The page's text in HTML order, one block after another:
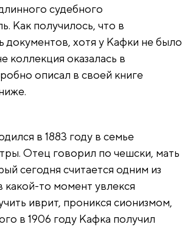
судебного
Как получилось, что в
документов, хотя у Кафки не было
коллекция оказалась в
описал в своей книге
в 1883 году в семье
Отец говорил по чешски, мать
сегодня считается одним из
какой-то момент увлекся
иврит, проникся сионизмом,
в 1906 году Кафка получил